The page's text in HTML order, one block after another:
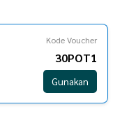
Kode Voucher
30POT1
Gunakan